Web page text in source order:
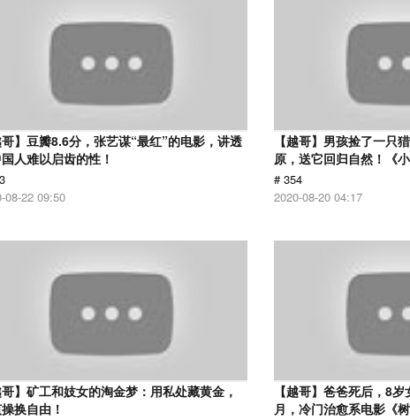
哥】豆瓣8.6分，张艺谋“最红”的电影，讲透
人难以启齿的性！
08-22 09:50
【越哥】男孩捡了一只
原，送它回归自然！《小
# 354
2020-08-20 04:17
哥】矿工和妓女的淘金梦：用私处藏黄金，
换自由！
【越哥】爸爸死后，8
月，冷门治愈系电影《树